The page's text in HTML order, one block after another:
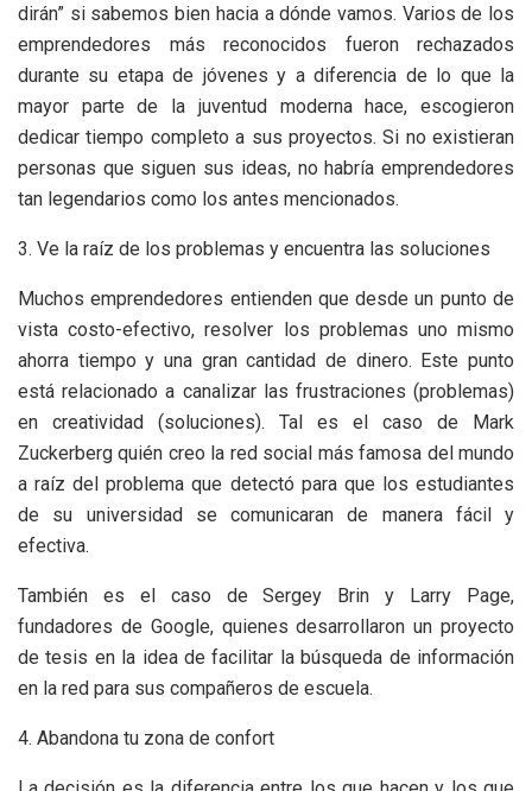
dirán” si sabemos bien hacia a dónde vamos. Varios de los
emprendedores más reconocidos fueron rechazados
durante su etapa de jóvenes y a diferencia de lo que la
mayor parte de la juventud moderna hace, escogieron
dedicar tiempo completo a sus proyectos. Si no existieran
personas que siguen sus ideas, no habría emprendedores
tan legendarios como los antes mencionados.
3. Ve la raíz de los problemas y encuentra las soluciones
Muchos emprendedores entienden que desde un punto de
vista costo-efectivo, resolver los problemas uno mismo
ahorra tiempo y una gran cantidad de dinero. Este punto
está relacionado a canalizar las frustraciones (problemas)
en creatividad (soluciones). Tal es el caso de Mark
Zuckerberg quién creo la red social más famosa del mundo
a raíz del problema que detectó para que los estudiantes
de su universidad se comunicaran de manera fácil y
efectiva.
También es el caso de Sergey Brin y Larry Page,
fundadores de Google, quienes desarrollaron un proyecto
de tesis en la idea de facilitar la búsqueda de información
en la red para sus compañeros de escuela.
4. Abandona tu zona de confort